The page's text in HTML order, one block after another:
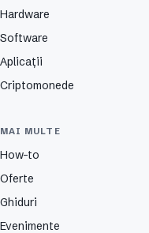
Hardware
Software
Aplicații
Criptomonede
MAI MULTE
How-to
Oferte
Ghiduri
Evenimente